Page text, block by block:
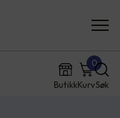
ButikkKurv
0
Søk